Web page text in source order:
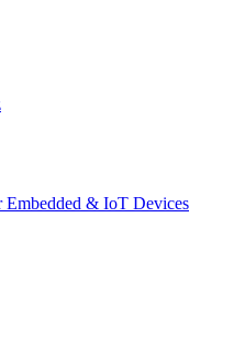
Embedded & IoT Devices